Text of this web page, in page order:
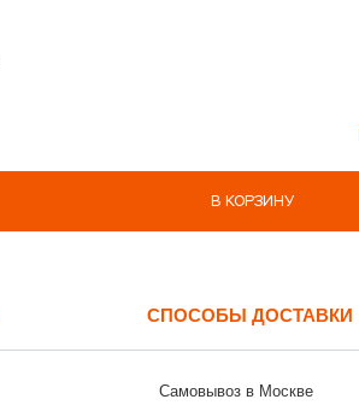
В КОРЗИНУ
СПОСОБЫ ДОСТАВКИ
Самовывоз в Москве